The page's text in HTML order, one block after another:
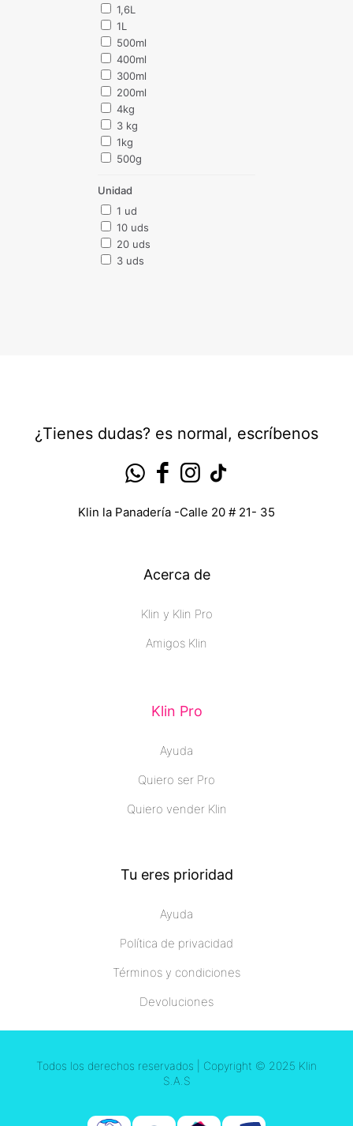
1,6L
1L
500ml
400ml
300ml
200ml
4kg
3 kg
1kg
500g
Unidad
1 ud
10 uds
20 uds
3 uds
¿Tienes dudas? es normal, escríbenos
Klin la Panadería -Calle 20 # 21- 35
Acerca de
Klin y Klin Pro
Amigos Klin
Klin Pro
Ayuda
Quiero ser Pro
Quiero vender Klin
Tu eres prioridad
Ayuda
Política de privacidad
Términos y condiciones
Devoluciones
Todos los derechos reservados | Copyright © 2025 Klin
S.A.S